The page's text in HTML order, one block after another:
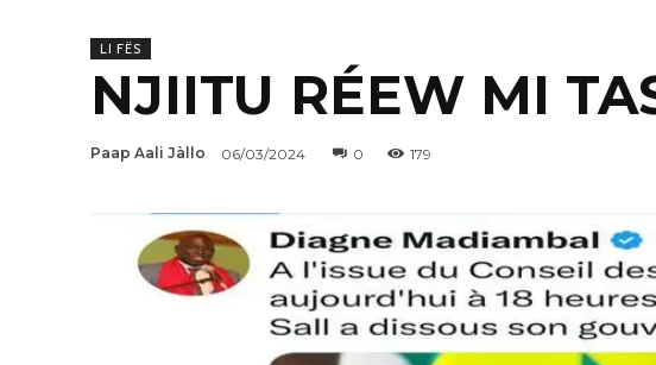
LI FËS
NJIITU RÉEW MI
Paap Aali Jàllo 06/03/2024 0 179